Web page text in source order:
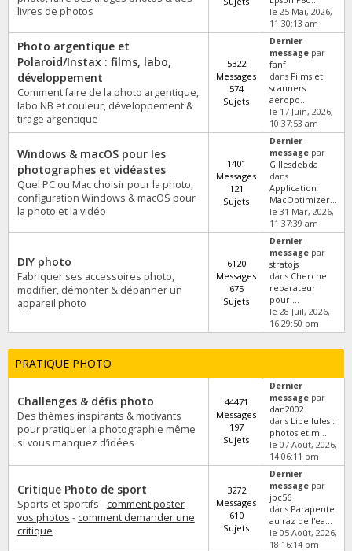
livres de photos
le 25 Mai, 2026,
11:30:13 am
Photo argentique et
Polaroid/Instax : films, labo,
développement
Comment faire de la photo argentique,
labo NB et couleur, développement &
tirage argentique
5322
Messages
574
Sujets
Dernier
message par
fanf
dans Films et
scanners
aeropo...
le 17 Juin, 2026,
10:37:53 am
Windows & macOS pour les
photographes et vidéastes
Quel PC ou Mac choisir pour la photo,
configuration Windows & macOS pour
la photo et la vidéo
1401
Messages
121
Sujets
Dernier
message par
Gillesdebda
dans
Application
MacOptimizer...
le 31 Mar, 2026,
11:37:39 am
DIY photo
Fabriquer ses accessoires photo,
modifier, démonter & dépanner un
appareil photo
6120
Messages
675
Sujets
Dernier
message par
stratojs
dans Cherche
reparateur
pour ...
le 28 Juil, 2026,
16:29:50 pm
PRATIQUE PHOTO
Challenges & défis photo
Des thèmes inspirants & motivants
pour pratiquer la photographie même
si vous manquez d’idées
44471
Messages
197
Sujets
Dernier
message par
dan2002
dans Libellules :
photos et m...
le 07 Août, 2026,
14:06:11 pm
Critique Photo de sport
Sports et sportifs - comment poster
vos photos - comment demander une
critique
3272
Messages
610
Sujets
Dernier
message par
jpc56
dans Parapente
au raz de l'ea...
le 05 Août, 2026,
18:16:14 pm